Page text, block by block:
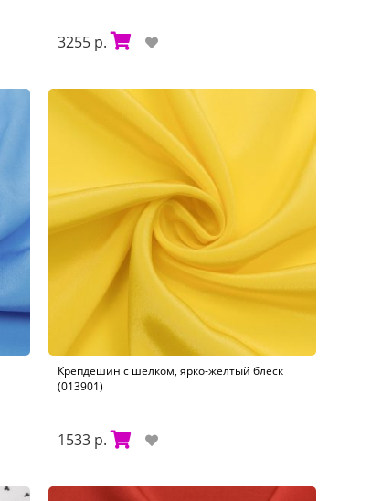
3255 р.
Крепдешин с шелком, ярко-желтый блеск
(013901)
1533 р.